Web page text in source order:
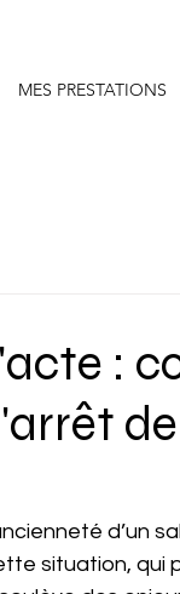
MES PRESTATIONS
:
d’un
situation, qui